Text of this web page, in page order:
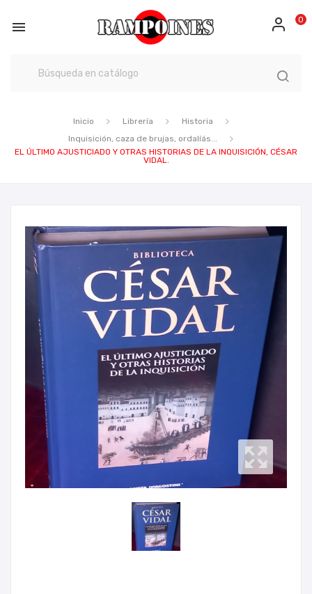
 0
Inicio Librería
Historia
Inquisición, caza de brujas, ordalíás...
EL ÚLTIMO AJUSTICIADO Y OTRAS HISTORIAS DE LA INQUISICIÓN, CÉSAR
VIDAL.